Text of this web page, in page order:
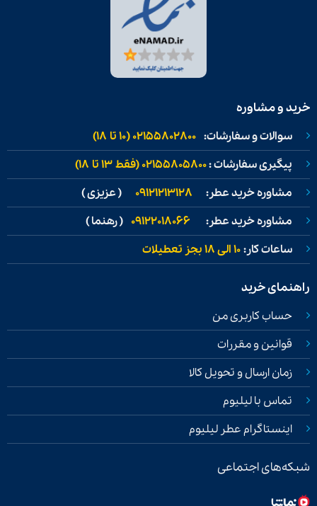
خرید و مشاوره
سوالات و سفارشات: 02155802800 (۱۰ تا ۱۸)
پیگیری سفارشات :02155805800 (فقط ۱۳ تا ۱۸)
مشاوره خرید عطر: 09121213128 ( عزیزی )
مشاوره خرید عطر: 09122018066 ( رهنما )
ساعات کار:۱۰ الی ۱۸ بجز تعطیلات
راهنمای خرید
حساب کاربری من
قوانین و مقررات
زمان ارسال و تحویل کالا
تماس با لیلیوم
اینستاگرام عطر لیلیوم
شبکه‌های اجتماعی